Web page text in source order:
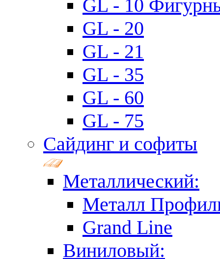
GL - 10
GL - 20
GL - 21
GL - 35
GL - 60
GL - 75
Сайдинг и софиты
Металлический:
Металл
Grand Line
Виниловый: